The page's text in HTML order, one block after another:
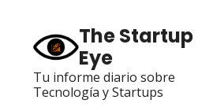
The Startup
Eye
Tu informe diario sobre
Tecnología y Startups